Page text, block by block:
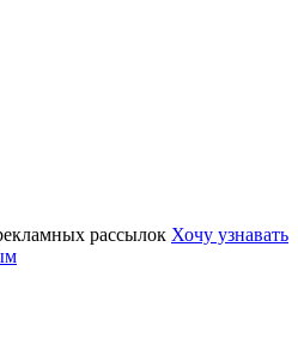
рассылок Хочу узнавать